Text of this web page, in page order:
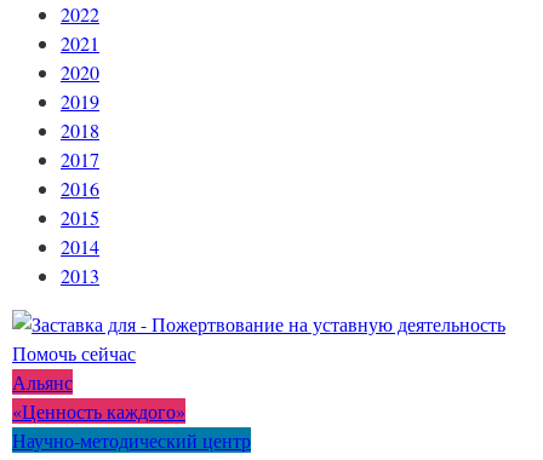
2022
2021
2020
2019
2018
2017
2016
2015
2014
2013
Помочь сейчас
Альянс
«Ценность каждого»
Научно-методический центр